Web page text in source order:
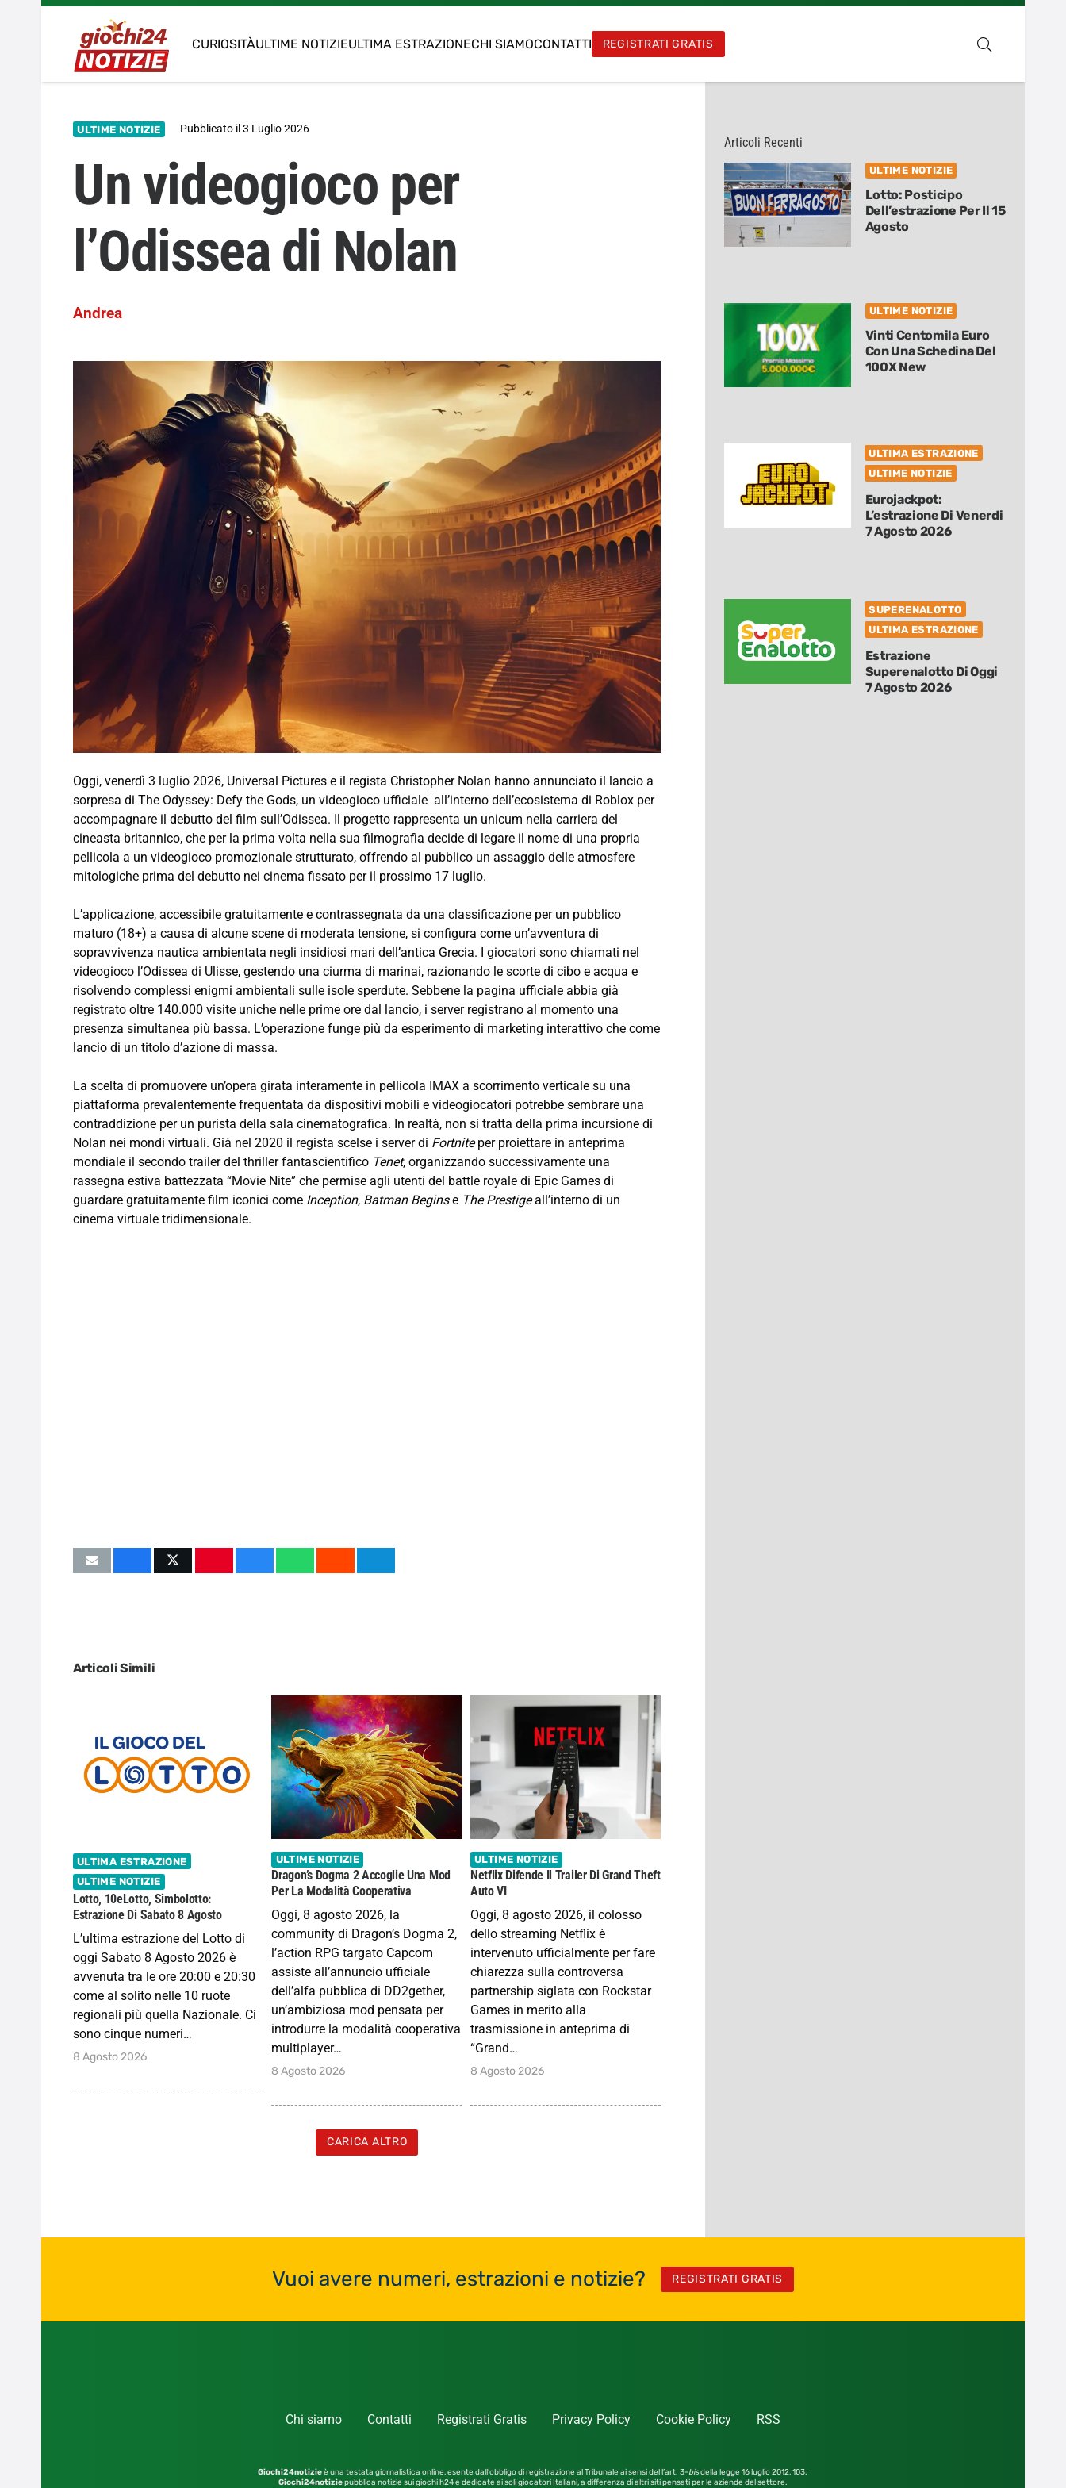
CURIOSITÀULTIME NOTIZIEULTIMA ESTRAZIONECHI SIAMOCONTATTI REGISTRATI GRATIS
ULTIME NOTIZIE Pubblicato il3 Luglio 2026
Un videogioco per
l’Odissea di Nolan
Andrea
Oggi, venerdì 3 luglio 2026, Universal Pictures e il regista Christopher Nolan hanno annunciato il lancio a
sorpresa di The Odyssey: Defy the Gods, un videogioco ufficiale all’interno dell’ecosistema di Roblox per
accompagnare il debutto del film sull’Odissea. Il progetto rappresenta un unicum nella carriera del
cineasta britannico, che per la prima volta nella sua filmografia decide di legare il nome di una propria
pellicola a un videogioco promozionale strutturato, offrendo al pubblico un assaggio delle atmosfere
mitologiche prima del debutto nei cinema fissato per il prossimo 17 luglio.
L’applicazione, accessibile gratuitamente e contrassegnata da una classificazione per un pubblico
maturo (18+) a causa di alcune scene di moderata tensione, si configura come un’avventura di
sopravvivenza nautica ambientata negli insidiosi mari dell’antica Grecia. I giocatori sono chiamati nel
videogioco l’Odissea di Ulisse, gestendo una ciurma di marinai, razionando le scorte di cibo e acqua e
risolvendo complessi enigmi ambientali sulle isole sperdute. Sebbene la pagina ufficiale abbia già
registrato oltre 140.000 visite uniche nelle prime ore dal lancio, i server registrano al momento una
presenza simultanea più bassa. L’operazione funge più da esperimento di marketing interattivo che come
lancio di un titolo d’azione di massa.
La scelta di promuovere un’opera girata interamente in pellicola IMAX a scorrimento verticale su una
piattaforma prevalentemente frequentata da dispositivi mobili e videogiocatori potrebbe sembrare una
contraddizione per un purista della sala cinematografica. In realtà, non si tratta della prima incursione di
Nolan nei mondi virtuali. Già nel 2020 il regista scelse i server di Fortniteper proiettare in anteprima
mondiale il secondo trailer del thriller fantascientifico Tenet, organizzando successivamente una
rassegna estiva battezzata “Movie Nite” che permise agli utenti del battle royale di Epic Games di
guardare gratuitamente film iconici come Inception, Batman Beginse The Prestigeall’interno di un
cinema virtuale tridimensionale.
Articoli Simili
ULTIMA ESTRAZIONE
ULTIME NOTIZIE
Lotto, 10eLotto, Simbolotto:
Estrazione Di Sabato 8 Agosto
L’ultima estrazione del Lotto di
oggi Sabato 8 Agosto 2026 è
avvenuta tra le ore 20:00 e 20:30
come al solito nelle 10 ruote
regionali più quella Nazionale. Ci
sono cinque numeri…
8 Agosto 2026
ULTIME NOTIZIE
Dragon’s Dogma 2 Accoglie Una Mod
Per La Modalità Cooperativa
Oggi, 8 agosto 2026, la
community di Dragon’s Dogma 2,
l’action RPG targato Capcom
assiste all’annuncio ufficiale
dell’alfa pubblica di DD2gether,
un’ambiziosa mod pensata per
introdurre la modalità cooperativa
multiplayer…
8 Agosto 2026
ULTIME NOTIZIE
Netflix Difende Il Trailer Di Grand Theft
Auto VI
Oggi, 8 agosto 2026, il colosso
dello streaming Netflix è
intervenuto ufficialmente per fare
chiarezza sulla controversa
partnership siglata con Rockstar
Games in merito alla
trasmissione in anteprima di
“Grand…
8 Agosto 2026
CARICA ALTRO
Articoli Recenti
ULTIME NOTIZIE
Lotto: Posticipo
Dell’estrazione Per Il 15
Agosto
ULTIME NOTIZIE
Vinti Centomila Euro
Con Una Schedina Del
100X New
ULTIMA ESTRAZIONE
ULTIME NOTIZIE
Eurojackpot:
L’estrazione Di Venerdi
7 Agosto 2026
SUPERENALOTTO
ULTIMA ESTRAZIONE
Estrazione
Superenalotto Di Oggi
7 Agosto 2026
Vuoi avere numeri, estrazioni e notizie? REGISTRATI GRATIS
Chi siamo Contatti Registrati Gratis Privacy Policy Cookie Policy RSS
Giochi24notizieè una testata giornalistica online, esente dall’obbligo di registrazione al Tribunale ai sensi del l’art. 3-bisdella legge 16 luglio 2012,103.
Giochi24notiziepubblica notizie sui giochi h24 e dedicate ai soli giocatori Italiani, a differenza di altri siti pensati per le aziende del settore.